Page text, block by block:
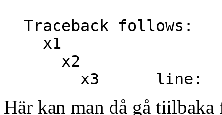
Traceback follows:
x1
x2
x3 line:
Här kan man då gå